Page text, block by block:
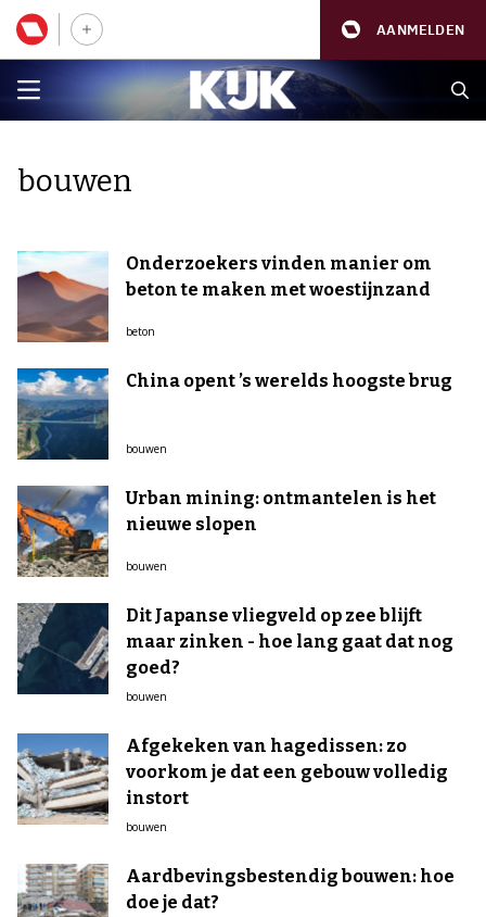
AANMELDEN
bouwen
Onderzoekers vinden manier om
beton te maken met woestijnzand
beton
China opent ’s werelds hoogste brug
bouwen
Urban mining: ontmantelen is het
nieuwe slopen
bouwen
Dit Japanse vliegveld op zee blijft
maar zinken - hoe lang gaat dat nog
goed?
bouwen
Afgekeken van hagedissen: zo
voorkom je dat een gebouw volledig
instort
bouwen
Aardbevingsbestendig bouwen: hoe
doe je dat?